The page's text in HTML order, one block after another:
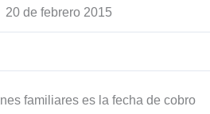
20 de febrero 2015
familiares es la fecha de cobro